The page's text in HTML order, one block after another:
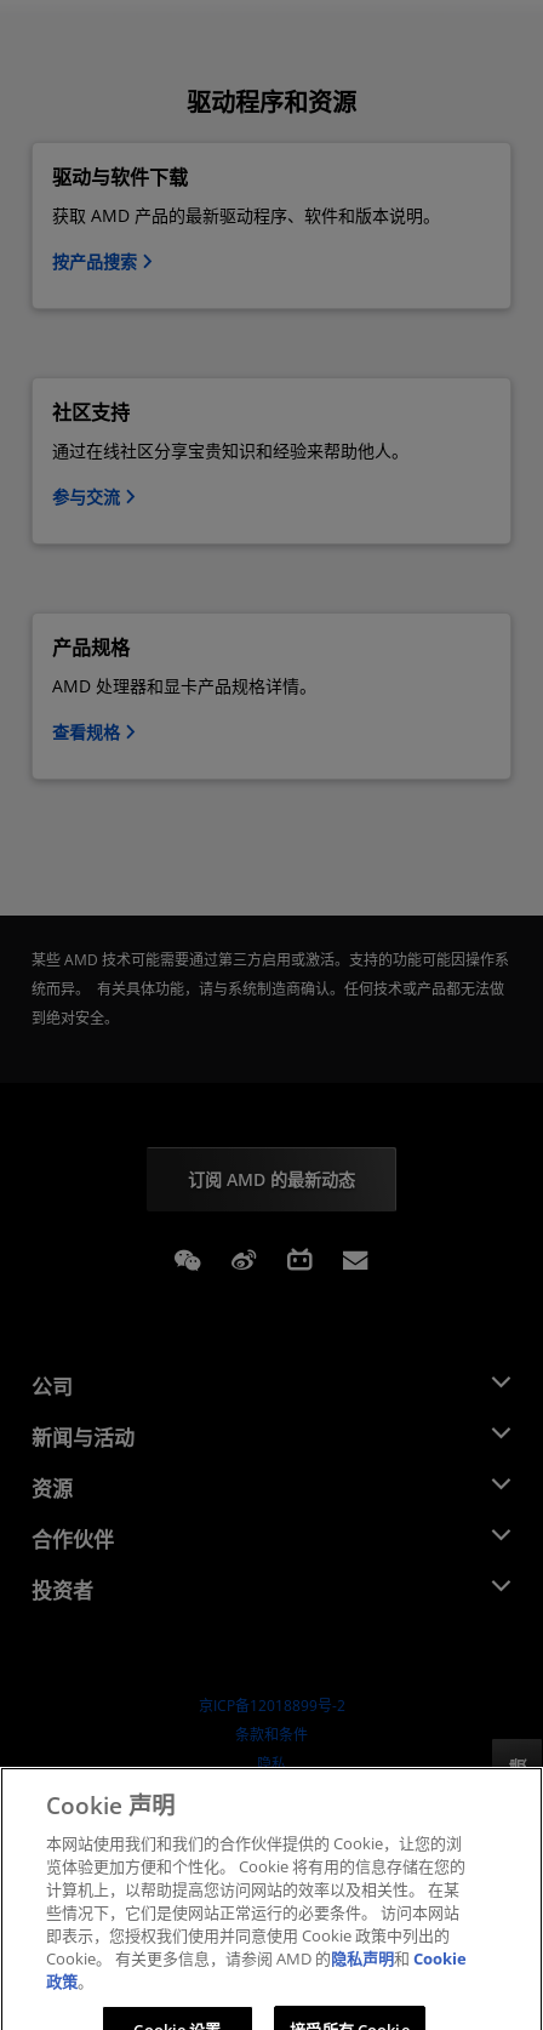
驱动程序和资源
驱动与软件下载
获取 AMD 产品的最新驱动程序、软件和版本说明。
按产品搜索
社区支持
通过在线社区分享宝贵知识和经验来帮助他人。
参与交流
产品规格
AMD 处理器和显卡产品规格详情。
查看规格
某些 AMD 技术可能需要通过第三方启用或激活。支持的功能可能因操作系
统而异。 有关具体功能，请与系统制造商确认。任何技术或产品都无法做
到绝对安全。
订阅 AMD 的最新动态
Weixin Weibo Bilibili
公司
关于 AMD
企业责任
就业机会
联系我们
新闻与活动
新闻中心
媒体库
资源
开发中心
成功案例
合作伙伴
AMD 合作伙伴中心
投资者
京ICP备12018899号-2
​条款和条件
隐私
公开公平竞争
英国税收策略
Cookie 政策
Cookie 设置
反馈
Cookie 声明
本网站使用我们和我们的合作伙伴提供的 Cookie，让您的浏
览体验更加方便和个性化。 Cookie 将有用的信息存储在您的
计算机上，以帮助提高您访问网站的效率以及相关性。 在某
些情况下，它们是使网站正常运行的必要条件。 访问本网站
即表示，您授权我们使用并同意使用 Cookie 政策中列出的
Cookie。 有关更多信息，请参阅 AMD 的隐私声明和Cookie
政策。